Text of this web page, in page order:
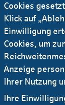
29.04.2022
PDF | 79,05
30.04.2021
PDF | 79,41
Cookies
Klick auf
Einwilligung
Cookies, um
Anzeige
Ihrer Nutzung
Ihre